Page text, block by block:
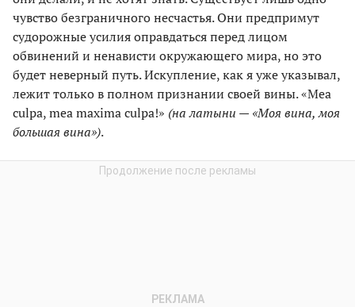
чувство безграничного несчастья. Они предпримут
судорожные усилия оправдаться перед лицом
обвинений и ненависти окружающего мира, но это
будет неверный путь. Искупление, как я уже указывал,
лежит только в полном признании своей вины. «Меа
culpa, mea maxima culpa!» (на латыни — «Моя вина, моя
большая вина»).